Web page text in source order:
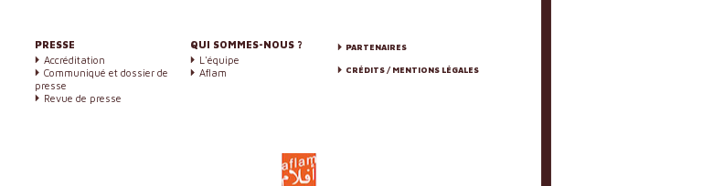
PRESSE
Accréditation
Communiqué et dossier de
presse
Revue de presse
QUI SOMMES-NOUS ?
L'équipe
Aflam
PARTENAIRES
CRÉDITS / MENTIONS LÉGALES